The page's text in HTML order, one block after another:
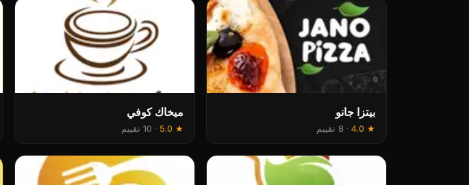
بيتزا جانو
★
4.0
· 8 تقييم
ميخاك كوفي
★
5.0
· 10 تقييم